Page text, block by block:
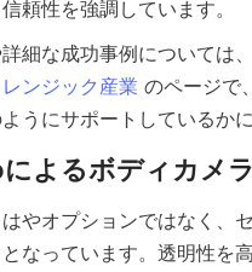
ンジック産業 のページで
やオプションではなく、
なっています。透明性を